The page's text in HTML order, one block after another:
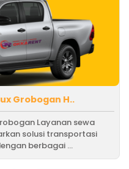
Grobogan H..
Layanan sewa
solusi transportasi
berbagai ...